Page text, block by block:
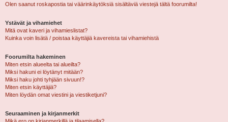
Olen saanut roskapostia tai väärinkäytöksiä sisältäviä viestejä tältä foorumilta!
Ystävät ja vihamiehet
Mitä ovat kaveri ja vihamieslistat?
Kuinka voin lisätä / poistaa käyttäjiä kavereista tai vihamiehistä
Foorumilta hakeminen
Miten etsin alueelta tai alueilta?
Miksi hakuni ei löytänyt mitään?
Miksi haku johti tyhjään sivuun!?
Miten etsin käyttäjiä?
Miten löydän omat viestini ja viestiketjuni?
Seuraaminen ja kirjanmerkit